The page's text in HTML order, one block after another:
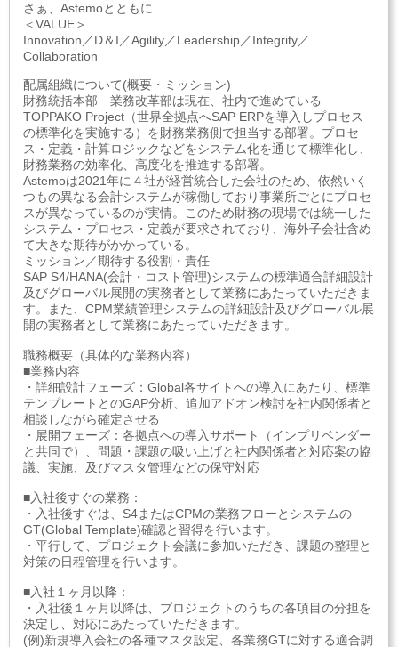
さぁ、Astemoとともに
＜VALUE＞
Innovation／D＆I／Agility／Leadership／Integrity／
Collaboration
配属組織について(概要・ミッション)
財務統括本部 業務改革部は現在、社内で進めている
TOPPAKO Project（世界全拠点へSAP ERPを導入しプロセス
の標準化を実施する）を財務業務側で担当する部署。プロセ
ス・定義・計算ロジックなどをシステム化を通じて標準化し、
財務業務の効率化、高度化を推進する部署。
Astemoは2021年に４社が経営統合した会社のため、依然いく
つもの異なる会計システムが稼働しており事業所ごとにプロセ
スが異なっているのが実情。このため財務の現場では統一した
システム・プロセス・定義が要求されており、海外子会社含め
て大きな期待がかかっている。
ミッション／期待する役割・責任
SAP S4/HANA(会計・コスト管理)システムの標準適合詳細設計
及びグローバル展開の実務者として業務にあたっていただきま
す。また、CPM業績管理システムの詳細設計及びグローバル展
開の実務者として業務にあたっていただきます。
職務概要（具体的な業務内容）
■業務内容
・詳細設計フェーズ：Global各サイトへの導入にあたり、標準
テンプレートとのGAP分析、追加アドオン検討を社内関係者と
相談しながら確定させる
・展開フェーズ：各拠点への導入サポート（インプリベンダー
と共同で）、問題・課題の吸い上げと社内関係者と対応案の協
議、実施、及びマスタ管理などの保守対応
■入社後すぐの業務：
・入社後すぐは、S4またはCPMの業務フローとシステムの
GT(Global Template)確認と習得を行います。
・平行して、プロジェクト会議に参加いただき、課題の整理と
対策の日程管理を行います。
■入社１ヶ月以降：
・入社後１ヶ月以降は、プロジェクトのうちの各項目の分担を
決定し、対応にあたっていただきます。
(例)新規導入会社の各種マスタ設定、各業務GTに対する適合調